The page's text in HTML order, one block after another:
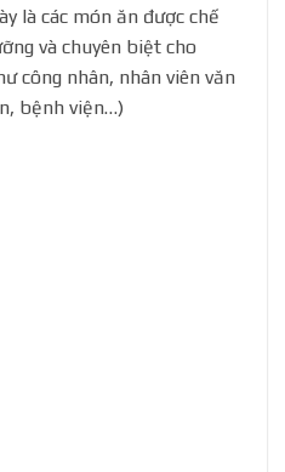
là các món ăn được chế
và chuyên biệt cho
công nhân, nhân viên văn
bệnh viện…)